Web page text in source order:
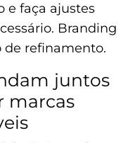
e faça ajustes
Branding
de refinamento.
juntos
marcas